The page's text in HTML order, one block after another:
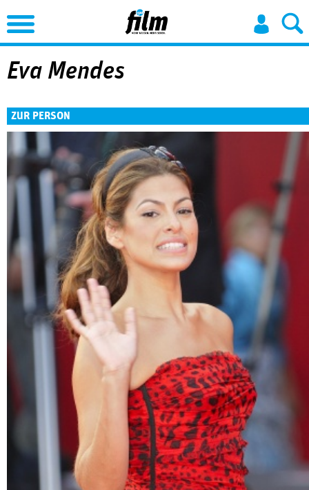
Jump to Navigation
Eva Mendes
ZUR PERSON